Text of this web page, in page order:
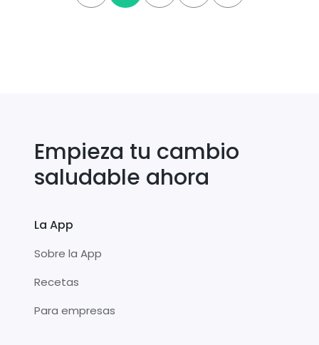
Empieza tu cambio
saludable ahora
La App
Sobre la App
Recetas
Para empresas